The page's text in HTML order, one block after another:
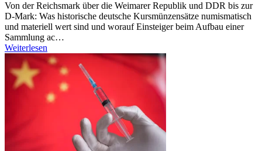
Von der Reichsmark über die Weimarer Republik und DDR bis zur
D-Mark: Was historische deutsche Kursmünzensätze numismatisch
und materiell wert sind und worauf Einsteiger beim Aufbau einer
Sammlung ac…
Weiterlesen